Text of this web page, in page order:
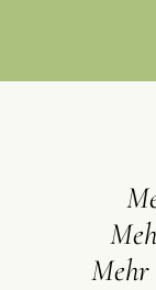
Mehr